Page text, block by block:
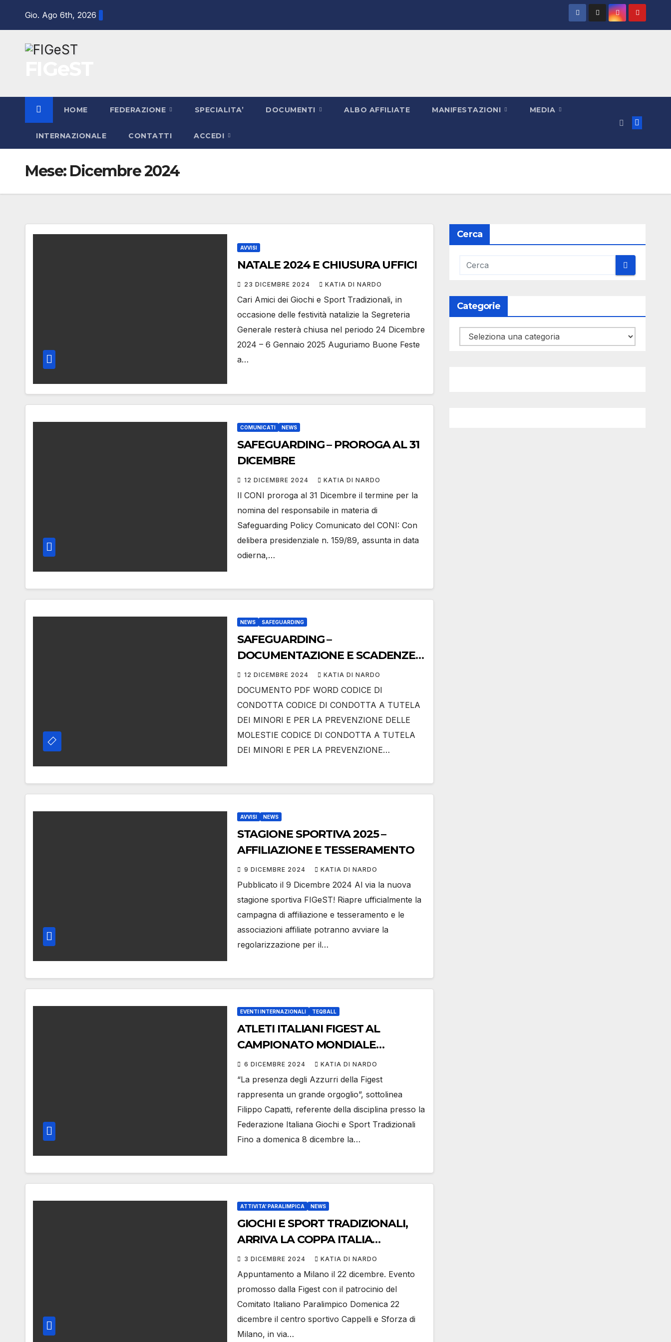
Gio. Ago 6th, 2026
HOME FEDERAZIONE SPECIALITA’ DOCUMENTI ALBO AFFILIATE MANIFESTAZIONI MEDIA
INTERNAZIONALE CONTATTI ACCEDI
Mese: Dicembre 2024
AVVISI
NATALE 2024 E CHIUSURA UFFICI
23 DICEMBRE 2024 KATIA DI NARDO
Cari Amici dei Giochi e Sport Tradizionali, in
occasione delle festività natalizie la Segreteria
Generale resterà chiusa nel periodo 24 Dicembre
2024 – 6 Gennaio 2025 Auguriamo Buone Feste
a…
COMUNICATI NEWS
SAFEGUARDING – PROROGA AL 31
DICEMBRE
12 DICEMBRE 2024 KATIA DI NARDO
Il CONI proroga al 31 Dicembre il termine per la
nomina del responsabile in materia di
Safeguarding Policy Comunicato del CONI: Con
delibera presidenziale n. 159/89, assunta in data
odierna,…
NEWS SAFEGUARDING
SAFEGUARDING –
DOCUMENTAZIONE E SCADENZE
PER LE AFFILIATE
12 DICEMBRE 2024 KATIA DI NARDO
DOCUMENTO PDF WORD CODICE DI
CONDOTTA CODICE DI CONDOTTA A TUTELA
DEI MINORI E PER LA PREVENZIONE DELLE
MOLESTIE CODICE DI CONDOTTA A TUTELA
DEI MINORI E PER LA PREVENZIONE…
AVVISI NEWS
STAGIONE SPORTIVA 2025 –
AFFILIAZIONE E TESSERAMENTO
9 DICEMBRE 2024 KATIA DI NARDO
Pubblicato il 9 Dicembre 2024 Al via la nuova
stagione sportiva FIGeST! Riapre ufficialmente la
campagna di affiliazione e tesseramento e le
associazioni affiliate potranno avviare la
regolarizzazione per il…
EVENTI INTERNAZIONALI TEQBALL
ATLETI ITALIANI FIGEST AL
CAMPIONATO MONDIALE
TEQBALL
6 DICEMBRE 2024 KATIA DI NARDO
“La presenza degli Azzurri della Figest
rappresenta un grande orgoglio”, sottolinea
Filippo Capatti, referente della disciplina presso la
Federazione Italiana Giochi e Sport Tradizionali
Fino a domenica 8 dicembre la…
ATTIVITA' PARALIMPICA NEWS
GIOCHI E SPORT TRADIZIONALI,
ARRIVA LA COPPA ITALIA
PARALIMPICA
3 DICEMBRE 2024 KATIA DI NARDO
Appuntamento a Milano il 22 dicembre. Evento
promosso dalla Figest con il patrocinio del
Comitato Italiano Paralimpico Domenica 22
dicembre il centro sportivo Cappelli e Sforza di
Milano, in via…
Cerca
Categorie
Categorie